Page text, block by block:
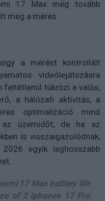
17 Max még tovább
meg a mérés.
a mérést kontrollált
videólejátszásra
feltétlenül tükrözi a valós,
a hálózati aktivitás, a
optimalizáció mind
az üzemidőt, de ha az
is visszaigazolódnak,
egyik leghosszabb
17 Max battery life
of 2 iphones 17 Pro